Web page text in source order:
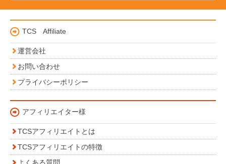
TCS Affiliate
運営会社
お問い合わせ
プライバシーポリシー
アフィリエイター様
TCSアフィリエイトとは
TCSアフィリエイトの特徴